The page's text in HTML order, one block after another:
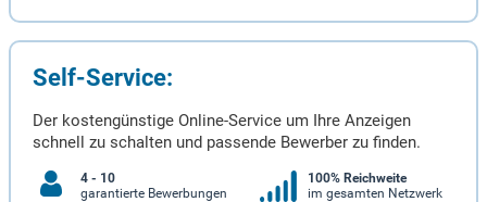
Self-Service:
Der kostengünstige Online-Service um Ihre Anzeigen
schnell zu schalten und passende Bewerber zu finden.
4 - 10
garantierte Bewerbungen
100% Reichweite
im gesamten Netzwerk